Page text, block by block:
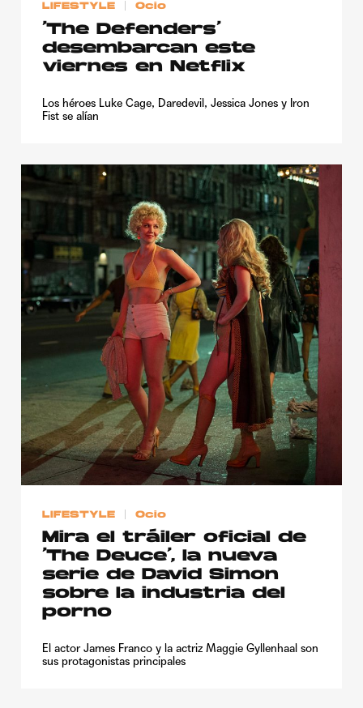
LIFESTYLE Ocio
‘The Defenders’
desembarcan este
viernes en Netflix
Los héroes Luke Cage, Daredevil, Jessica Jones y Iron
Fist se alían
LIFESTYLE Ocio
Mira el tráiler oficial de
‘The Deuce’, la nueva
serie de David Simon
sobre la industria del
porno
El actor James Franco y la actriz Maggie Gyllenhaal son
sus protagonistas principales